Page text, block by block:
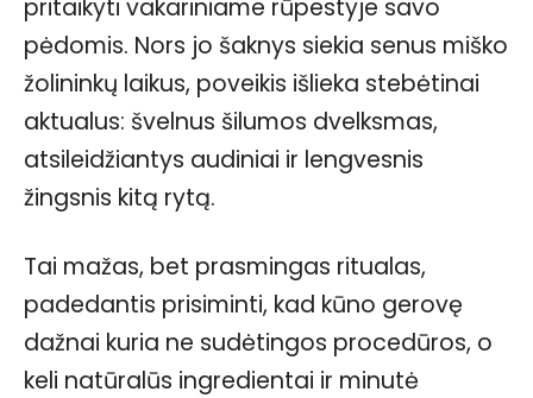
pritaikyti vakariniame rūpestyje savo
pėdomis. Nors jo šaknys siekia senus miško
žolininkų laikus, poveikis išlieka stebėtinai
aktualus: švelnus šilumos dvelksmas,
atsileidžiantys audiniai ir lengvesnis
žingsnis kitą rytą.
Tai mažas, bet prasmingas ritualas,
padedantis prisiminti, kad kūno gerovę
dažnai kuria ne sudėtingos procedūros, o
keli natūralūs ingredientai ir minutė